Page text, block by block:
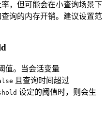
，但可能会在小查询场景下
询的内存开销。建议设置范
值。当会话变量
且查询时间超过
设定的阈值时，则会生